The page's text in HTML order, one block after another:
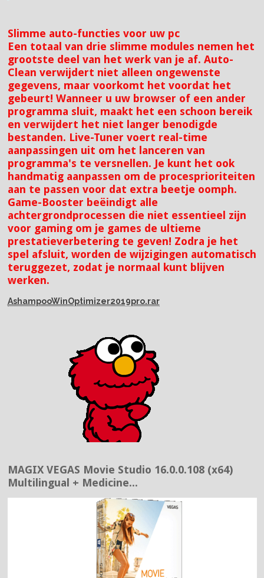
Slimme auto-functies voor uw pc
Een totaal van drie slimme modules nemen het
grootste deel van het werk van je af. Auto-
Clean verwijdert niet alleen ongewenste
gegevens, maar voorkomt het voordat het
gebeurt! Wanneer u uw browser of een ander
programma sluit, maakt het een schoon bereik
en verwijdert het niet langer benodigde
bestanden. Live-Tuner voert real-time
aanpassingen uit om het lanceren van
programma's te versnellen. Je kunt het ook
handmatig aanpassen om de procesprioriteiten
aan te passen voor dat extra beetje oomph.
Game-Booster beëindigt alle
achtergrondprocessen die niet essentieel zijn
voor gaming om je games de ultieme
prestatieverbetering te geven! Zodra je het
spel afsluit, worden de wijzigingen automatisch
teruggezet, zodat je normaal kunt blijven
werken.
AshampooWinOptimizer2019pro.rar
MAGIX VEGAS Movie Studio 16.0.0.108 (x64)
Multilingual + Medicine...